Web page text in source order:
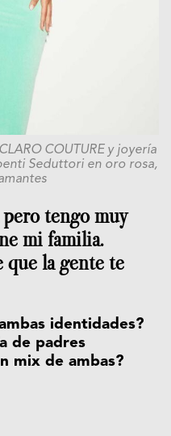
COUTURE y joyería
Seduttori en oro rosa,
tengo muy
mi familia.
que la gente te
identidades?
de padres
mix de ambas?